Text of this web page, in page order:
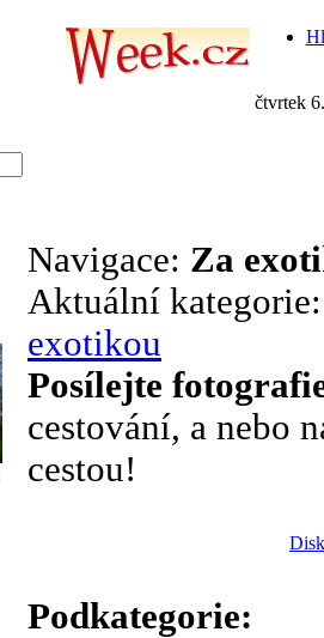
čtvrtek
Navigace: Za
Aktuální
exotikou
Posílejte
cestování, a nebo
cestou!
Podkategorie: